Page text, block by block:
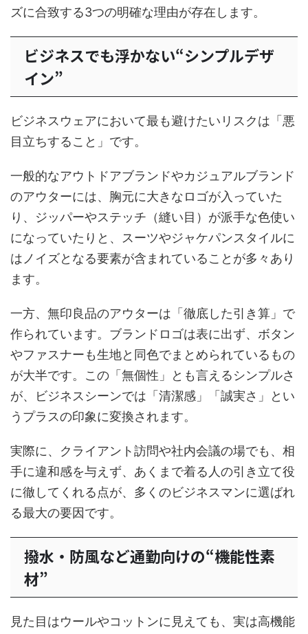
ズに合致する3つの明確な理由が存在します。
ビジネスでも浮かない“シンプルデザ
イン”
ビジネスウェアにおいて最も避けたいリスクは「悪
目立ちすること」です。
一般的なアウトドアブランドやカジュアルブランド
のアウターには、胸元に大きなロゴが入っていた
り、ジッパーやステッチ（縫い目）が派手な色使い
になっていたりと、スーツやジャケパンスタイルに
はノイズとなる要素が含まれていることが多々あり
ます。
一方、無印良品のアウターは「徹底した引き算」で
作られています。ブランドロゴは表に出ず、ボタン
やファスナーも生地と同色でまとめられているもの
が大半です。この「無個性」とも言えるシンプルさ
が、ビジネスシーンでは「清潔感」「誠実さ」とい
うプラスの印象に変換されます。
実際に、クライアント訪問や社内会議の場でも、相
手に違和感を与えず、あくまで着る人の引き立て役
に徹してくれる点が、多くのビジネスマンに選ばれ
る最大の要因です。
撥水・防風など通勤向けの“機能性素
材”
見た目はウールやコットンに見えても、実は高機能